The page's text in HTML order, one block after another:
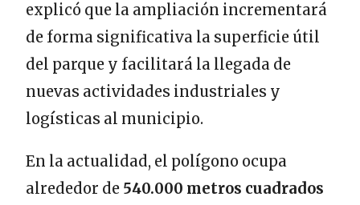
explicó que la ampliación incrementará
de forma significativa la superficie útil
del parque y facilitará la llegada de
nuevas actividades industriales y
logísticas al municipio.
En la actualidad, el polígono ocupa
alrededor de 540.000 metros cuadrados